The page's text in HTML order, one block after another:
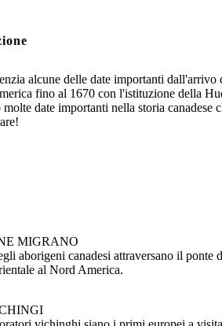
a
F
ù.
alcune delle date importanti dall'arrivo
fino al 1670 con l'istituzione della
date importanti nella storia canadese
MIGRANO
aborigeni canadesi attraversano il ponte
al Nord America.